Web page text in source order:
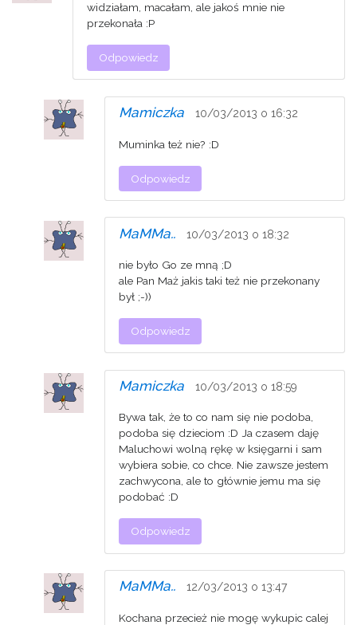
widziałam, macałam, ale jakoś mnie nie
przekonała :P
Odpowiedz
Mamiczka 10/03/2013 o 16:32
Muminka też nie? :D
Odpowiedz
MaMMa.. 10/03/2013 o 18:32
nie było Go ze mną ;D
ale Pan Maż jakis taki też nie przekonany
był ;-))
Odpowiedz
Mamiczka 10/03/2013 o 18:59
Bywa tak, że to co nam się nie podoba,
podoba się dzieciom :D Ja czasem daję
Maluchowi wolną rękę w księgarni i sam
wybiera sobie, co chce. Nie zawsze jestem
zachwycona, ale to głównie jemu ma się
podobać :D
Odpowiedz
MaMMa.. 12/03/2013 o 13:47
Kochana przecież nie mogę wykupic calej